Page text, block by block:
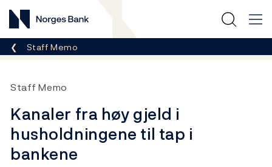
Norges Bank
Her er du nå:
Staff Memo
Staff Memo
Kanaler fra høy gjeld i
husholdningene til tap i
bankene